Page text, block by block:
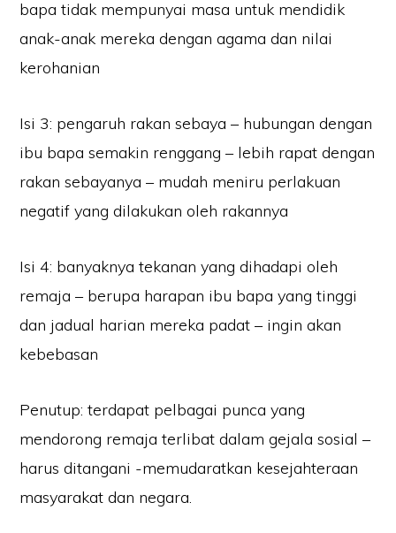
bapa tidak mempunyai masa untuk mendidik
anak-anak mereka dengan agama dan nilai
kerohanian
Isi 3: pengaruh rakan sebaya – hubungan dengan
ibu bapa semakin renggang – lebih rapat dengan
rakan sebayanya – mudah meniru perlakuan
negatif yang dilakukan oleh rakannya
Isi 4: banyaknya tekanan yang dihadapi oleh
remaja – berupa harapan ibu bapa yang tinggi
dan jadual harian mereka padat – ingin akan
kebebasan
Penutup: terdapat pelbagai punca yang
mendorong remaja terlibat dalam gejala sosial –
harus ditangani -memudaratkan kesejahteraan
masyarakat dan negara.